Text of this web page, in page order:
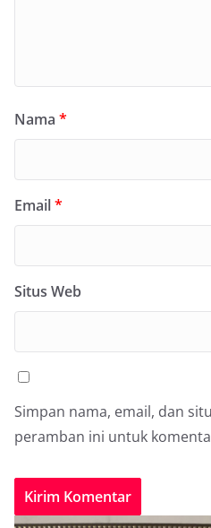
Nama *
Email*
Situs Web
Simpan nama, email, dan
peramban ini untuk